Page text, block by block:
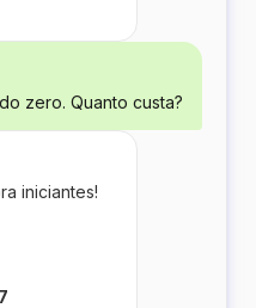
zero. Quanto custa?
iniciantes!